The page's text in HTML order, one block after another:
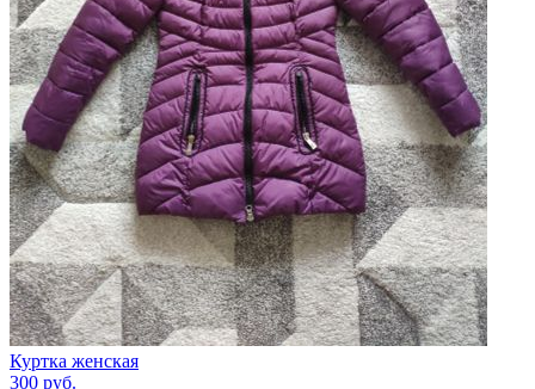
Куртка женская
300 руб.